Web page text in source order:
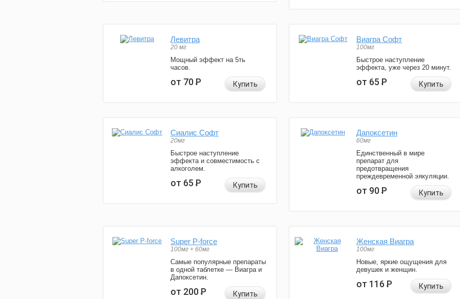
Левитра
20 мг
Мощный эффект на 5ть
часов.
от 70Р Купить
Виагра Софт
100мг
Быстрое наступление
эффекта, уже через 20 минут.
от 65Р Купить
Сиалис Софт
20мг
Быстрое наступление
эффекта и совместимость с
алкоголем.
от 65Р Купить
Дапоксетин
60мг
Единственный в мире
препарат для
предотвращения
преждевременной эякуляции.
от 90Р Купить
Super P-force
100мг + 60мг
Самые популярные препараты
в одной таблетке — Виагра и
Дапоксетин.
от 200Р Купить
Женская Виагра
100мг
Новые, яркие ощущения для
девушек и женщин.
от 116Р Купить